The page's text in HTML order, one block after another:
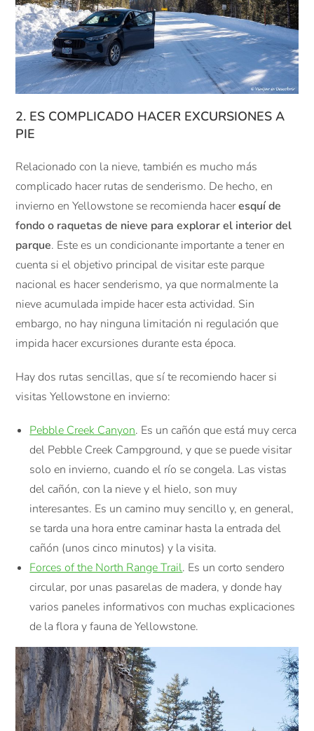
2. ES COMPLICADO HACER EXCURSIONES A
PIE
Relacionado con la nieve, también es mucho más
complicado hacer rutas de senderismo. De hecho, en
invierno en Yellowstone se recomienda haceresquí de
fondo o raquetas de nieve para explorar el interior del
parque. Este es un condicionante importante a tener en
cuenta si el objetivo principal de visitar este parque
nacional es hacer senderismo, ya que normalmente la
nieve acumulada impide hacer esta actividad. Sin
embargo, no hay ninguna limitación ni regulación que
impida hacer excursiones durante esta época.
Hay dos rutas sencillas, que sí te recomiendo hacer si
visitas Yellowstone en invierno:
Pebble Creek Canyon. Es un cañón que está muy cerca
del Pebble Creek Campground, y que se puede visitar
solo en invierno, cuando el río se congela. Las vistas
del cañón, con la nieve y el hielo, son muy
interesantes. Es un camino muy sencillo y, en general,
se tarda una hora entre caminar hasta la entrada del
cañón (unos cinco minutos) y la visita.
Forces of the North Range Trail. Es un corto sendero
circular, por unas pasarelas de madera, y donde hay
varios paneles informativos con muchas explicaciones
de la flora y fauna de Yellowstone.